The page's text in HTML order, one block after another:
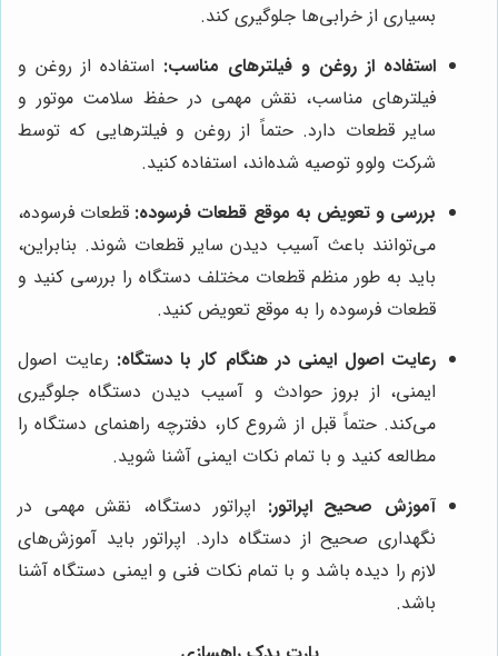
بسیاری از خرابی‌ها جلوگیری کند.
استفاده از روغن و فیلترهای مناسب: استفاده از روغن و
فیلترهای مناسب، نقش مهمی در حفظ سلامت موتور و
سایر قطعات دارد. حتماً از روغن و فیلترهایی که توسط
شرکت ولوو توصیه شده‌اند، استفاده کنید.
بررسی و تعویض به موقع قطعات فرسوده: قطعات فرسوده،
می‌توانند باعث آسیب دیدن سایر قطعات شوند. بنابراین،
باید به طور منظم قطعات مختلف دستگاه را بررسی کنید و
قطعات فرسوده را به موقع تعویض کنید.
رعایت اصول ایمنی در هنگام کار با دستگاه: رعایت اصول
ایمنی، از بروز حوادث و آسیب دیدن دستگاه جلوگیری
می‌کند. حتماً قبل از شروع کار، دفترچه راهنمای دستگاه را
مطالعه کنید و با تمام نکات ایمنی آشنا شوید.
آموزش صحیح اپراتور: اپراتور دستگاه، نقش مهمی در
نگهداری صحیح از دستگاه دارد. اپراتور باید آموزش‌های
لازم را دیده باشد و با تمام نکات فنی و ایمنی دستگاه آشنا
باشد.